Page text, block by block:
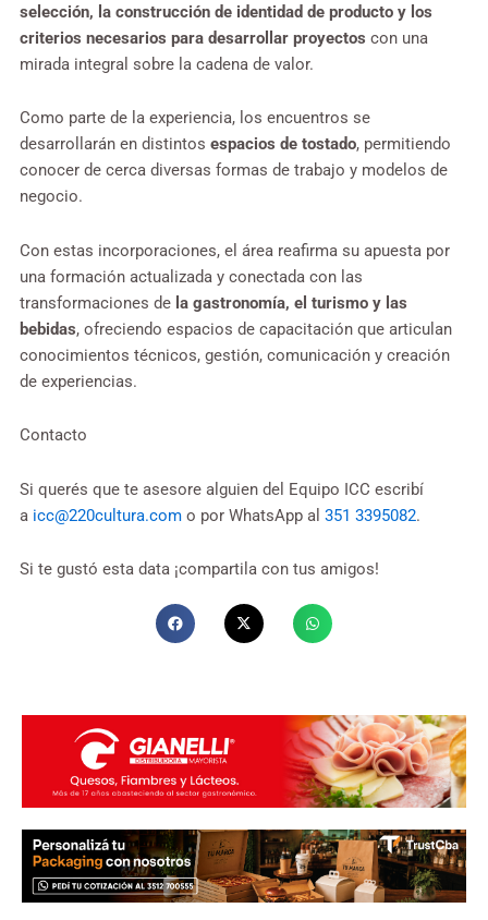
selección, la construcción de identidad de producto y los
criterios necesarios para desarrollar proyectos con una
mirada integral sobre la cadena de valor.
Como parte de la experiencia, los encuentros se
desarrollarán en distintos espacios de tostado, permitiendo
conocer de cerca diversas formas de trabajo y modelos de
negocio.
Con estas incorporaciones, el área reafirma su apuesta por
una formación actualizada y conectada con las
transformaciones de la gastronomía, el turismo y las
bebidas, ofreciendo espacios de capacitación que articulan
conocimientos técnicos, gestión, comunicación y creación
de experiencias.
Contacto
Si querés que te asesore alguien del Equipo ICC escribí
a icc@220cultura.com o por WhatsApp al 351 3395082.
Si te gustó esta data ¡compartila con tus amigos!